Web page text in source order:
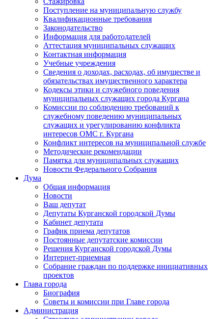
Поступление на муниципальную службу
Квалификационные требования
Законодательство
Информация для работодателей
Аттестация муниципальных служащих
Контактная информация
Учебные учреждения
Сведения о доходах, расходах, об имуществе и
обязательствах имущественного характера
Кодексы этики и служебного поведения
муниципальных служащих города Кургана
Комиссии по соблюдению требований к
служебному поведению муниципальных
служащих и урегулированию конфликта
интересов ОМС г. Кургана
Конфликт интересов на муниципальной службе
Методические рекомендации
Памятка для муниципальных служащих
Новости Федерального Cобрания
Дума
Общая информация
Новости
Ваш депутат
Депутаты Курганской городской Думы
Кабинет депутата
График приема депутатов
Постоянные депутатские комиссии
Решения Курганской городской Думы
Интернет-приемная
Собрание граждан по поддержке инициативных
проектов
Глава города
Биография
Советы и комиссии при Главе города
Администрация